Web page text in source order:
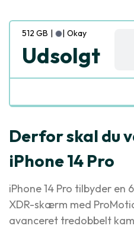
512 GB | | Okay
Udsolgt
Derfor skal du
iPhone 14 Pro
iPhone 14 Pro tilbyder en
XDR-skærm med
avanceret tredobbelt